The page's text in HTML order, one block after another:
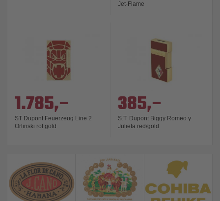
Jet-Flame
1.785,–
ST Dupont Feuerzeug Line 2
Orlinski rot gold
385,–
S.T. Dupont Biggy Romeo y
Julieta red/gold